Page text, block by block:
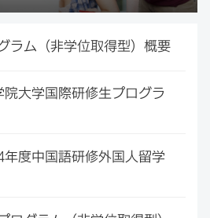
ラム（非学位取得型）概要
大学国際研修生プログラ
度中国語研修外国人留学